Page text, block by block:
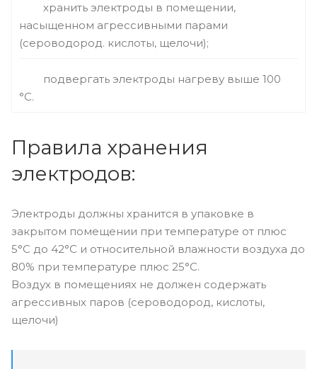
хранить электроды в помещении,
насыщенном агрессивными парами
(сероводород. кислоты, щелочи);
подвергать электроды нагреву выше 100
°С.
Правила хранения
электродов:
Электроды должны хранится в упаковке в
закрытом помещении при температуре от плюс
5°С до 42°С и относительной влажности воздуха до
80% при температуре плюс 25°С.
Воздух в помещениях не должен содержать
агрессивных паров (сероводород, кислоты,
щелочи)